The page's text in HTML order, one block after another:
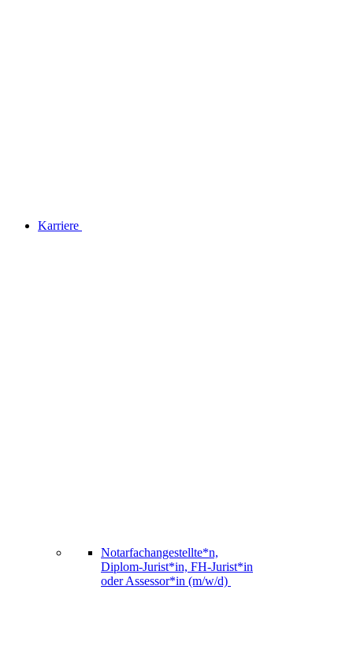
Karriere
Notarfachangestellte*n,
Diplom-Jurist*in, FH-Jurist*in
oder Assessor*in (m/w/d)